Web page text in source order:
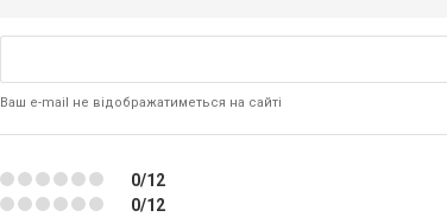
Ваш e-mail не відображатиметься на сайті
0/12
0/12